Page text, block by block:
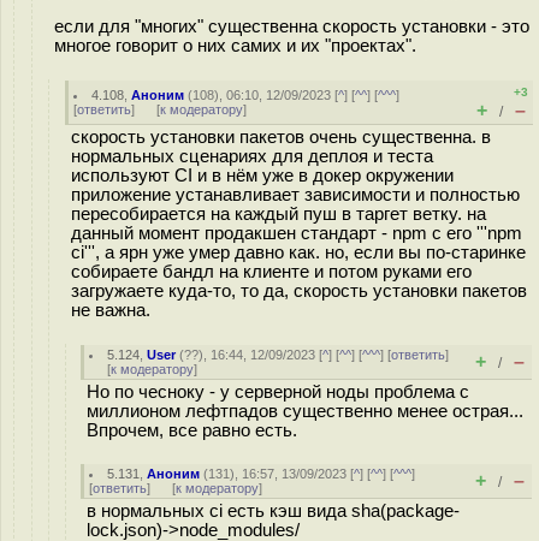
если для "многих" существенна скорость установки - это
многое говорит о них самих и их "проектах".
4.108 ,Аноним (108), 06:10, 12/09/2023 [^] [^^] [^^^]
[ответить] [к модератору]
+3
+ / –
скорость установки пакетов очень существенна. в
нормальных сценариях для деплоя и теста
используют CI и в нём уже в докер окружении
приложение устанавливает зависимости и полностью
пересобирается на каждый пуш в таргет ветку. на
данный момент продакшен стандарт - npm с его '''npm
ci''', а ярн уже умер давно как. но, если вы по-старинке
собираете бандл на клиенте и потом руками его
загружаете куда-то, то да, скорость установки пакетов
не важна.
5.124 ,User(??), 16:44, 12/09/2023 [^] [^^] [^^^] [ответить]
[к модератору] + / –
Но по чесноку - у серверной ноды проблема с
миллионом лефтпадов существенно менее острая...
Впрочем, все равно есть.
5.131 ,Аноним (131), 16:57, 13/09/2023 [^] [^^] [^^^]
[ответить] [к модератору] + / –
в нормальных ci есть кэш вида sha(package-
lock.json)->node_modules/